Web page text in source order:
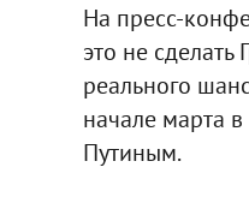
На пресс-
это не
реального
начале марта
Путиным.